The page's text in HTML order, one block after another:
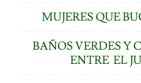
MUJERES QUE
BAÑOS VERDES Y
ENTRE EL